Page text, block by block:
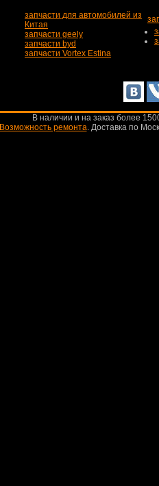
запчасти для автомобилей из
Китая
запчасти geely
запчасти byd
запчасти Vortex Estina
В наличии и на заказ более
Возможность ремонта.Доставка по